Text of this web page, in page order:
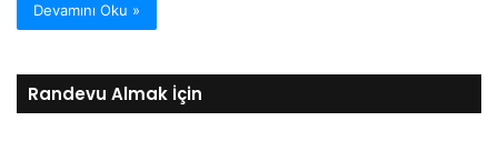
Devamını Oku »
Randevu Almak İçin